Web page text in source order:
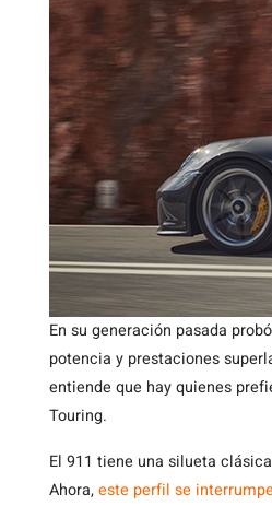
En su generación pasada
potencia y prestaciones
entiende que hay quienes
Touring.
El 911 tiene una silueta
Ahora,este perfil se